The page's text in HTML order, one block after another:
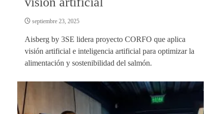
septiembre 23, 2025
Aisberg by 3SE lidera proyecto CORFO que aplica
visión artificial e inteligencia artificial para optimizar la
alimentación y sostenibilidad del salmón.